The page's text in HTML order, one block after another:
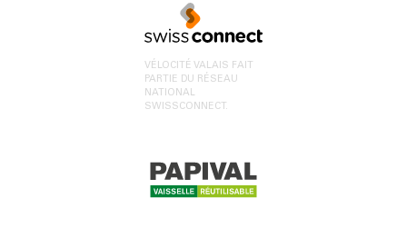
VÉLOCITÉ VALAIS FAIT
PARTIE DU RÉSEAU
NATIONAL
SWISSCONNECT.